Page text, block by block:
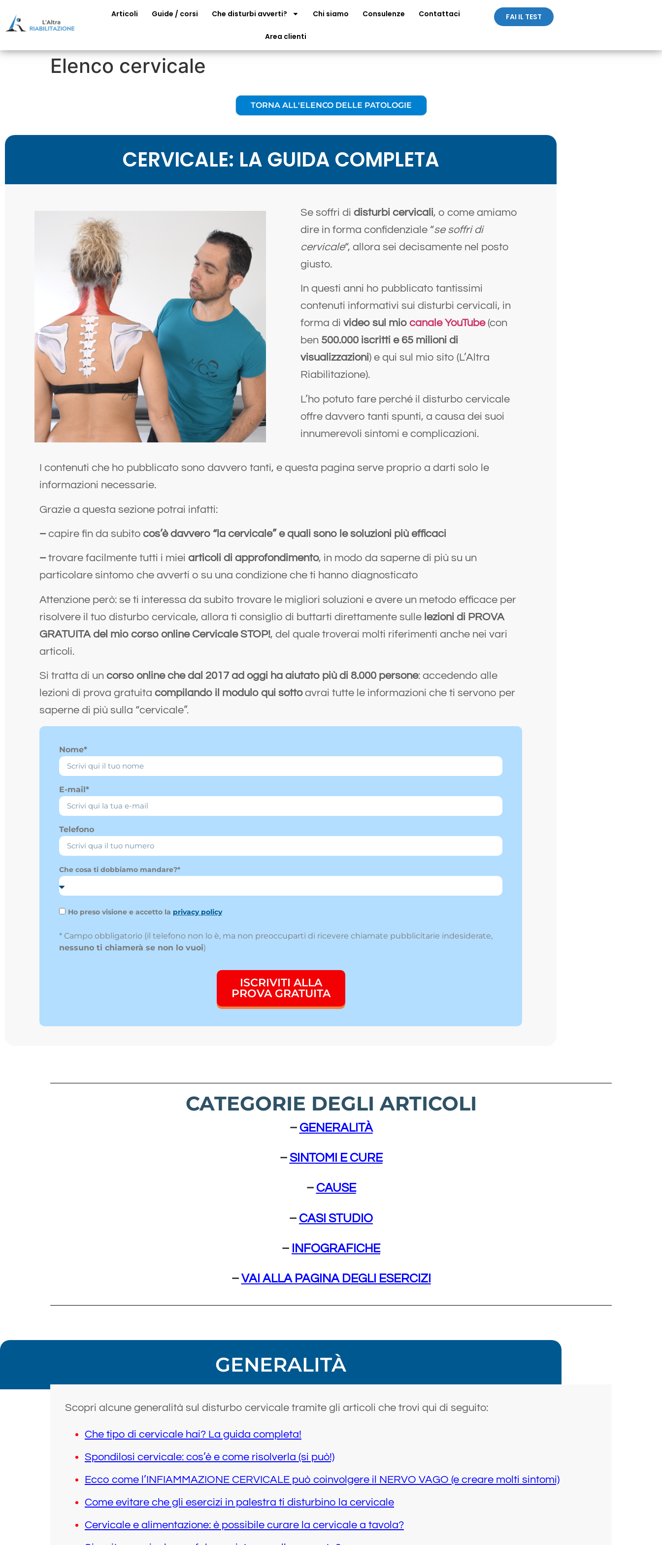
Articoli Guide / corsi Che disturbi avverti? Chi siamo Consulenze Contattaci
Area clienti
FAI IL TEST
Elenco cervicale
TORNA ALL'ELENCO DELLE PATOLOGIE
CERVICALE: LA GUIDA COMPLETA
Se soffri di disturbi cervicali, o come amiamo
dire in forma confidenziale “se soffri di
cervicale“, allora sei decisamente nel posto
giusto.
In questi anni ho pubblicato tantissimi
contenuti informativi sui disturbi cervicali, in
forma di video sul mio canale YouTube(con
ben 500.000 iscritti e 65 milioni di
visualizzazioni) e qui sul mio sito (L’Altra
Riabilitazione).
L’ho potuto fare perché il disturbo cervicale
offre davvero tanti spunti, a causa dei suoi
innumerevoli sintomi e complicazioni.
I contenuti che ho pubblicato sono davvero tanti, e questa pagina serve proprio a darti solo le
informazioni necessarie.
Grazie a questa sezione potrai infatti:
– capire fin da subito cos’è davvero “la cervicale” e quali sono le soluzioni più efficaci
– trovare facilmente tutti i miei articoli di approfondimento, in modo da saperne di più su un
particolare sintomo che avverti o su una condizione che ti hanno diagnosticato
Attenzione però: se ti interessa da subito trovare le migliori soluzioni e avere un metodo efficace per
risolvere il tuo disturbo cervicale, allora ti consiglio di buttarti direttamente sulle lezioni di PROVA
GRATUITA del mio corso online Cervicale STOP!, del quale troverai molti riferimenti anche nei vari
articoli.
Si tratta di un corso online che dal 2017 ad oggi ha aiutato più di 8.000 persone: accedendo alle
lezioni di prova gratuita compilando il modulo qui sottoavrai tutte le informazioni che ti servono per
saperne di più sulla “cervicale”.
Nome*
E-mail*
Telefono
Che cosa ti dobbiamo mandare?*
Ho preso visione e accetto la privacy policy
* Campo obbligatorio (il telefono non lo è, ma non preoccuparti di ricevere chiamate pubblicitarie indesiderate,
nessuno ti chiamerà se non lo vuoi)
ISCRIVITI ALLA
PROVA GRATUITA
CATEGORIE DEGLI ARTICOLI
– GENERALITÀ
–SINTOMI E CURE
– CAUSE
– CASI STUDIO
– INFOGRAFICHE
– VAI ALLA PAGINA DEGLI ESERCIZI
GENERALITÀ
Scopri alcune generalità sul disturbo cervicale tramite gli articoli che trovi qui di seguito:
Che tipo di cervicale hai? La guida completa!
Spondilosi cervicale: cos’è e come risolverla (si può!)
Ecco come l’INFIAMMAZIONE CERVICALE può coinvolgere il NERVO VAGO (e creare molti sintomi)
Come evitare che gli esercizi in palestra ti disturbino la cervicale
Cervicale e alimentazione: è possibile curare la cervicale a tavola?